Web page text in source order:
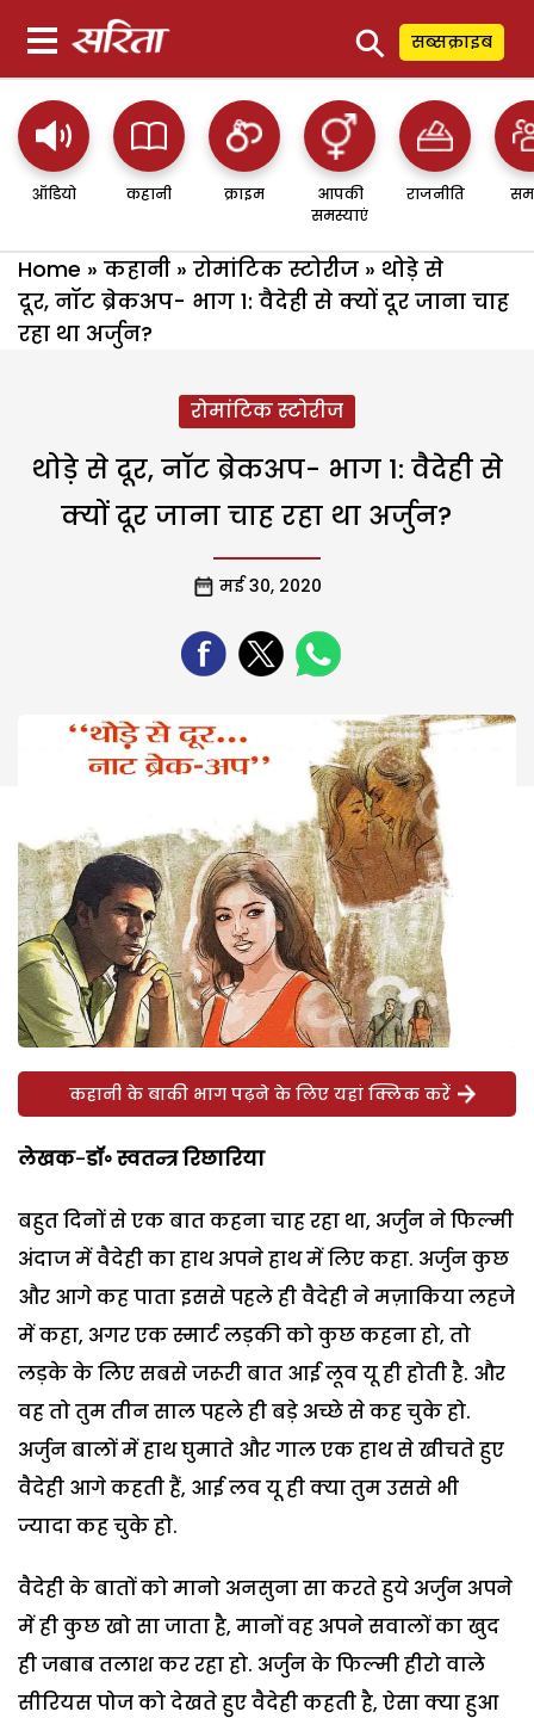
⚲ सब्सक्राइब
ऑडियो कहानी क्राइम
आपकी
समस्याएं
राजनीति
Home » कहानी » रोमांटिक स्टोरीज » थोड़े से
दूर, नॉट ब्रेकअप- भाग 1: वैदेही से क्यों दूर जाना चाह
रहा था अर्जुन?
रोमांटिक स्टोरीज
थोड़े से दूर, नॉट ब्रेकअप- भाग 1: वैदेही से
क्यों दूर जाना चाह रहा था अर्जुन?
मई 30, 2020
कहानी के बाकी भाग पढ़ने के लिए यहां क्लिक करें
लेखक-डॉ॰ स्वतन्त्र रिछारिया
बहुत दिनों से एक बात कहना चाह रहा था, अर्जुन ने फिल्मी
अंदाज में वैदेही का हाथ अपने हाथ में लिए कहा. अर्जुन कुछ
और आगे कह पाता इससे पहले ही वैदेही ने मज़ाकिया लहजे
में कहा, अगर एक स्मार्ट लड़की को कुछ कहना हो, तो
लड़के के लिए सबसे जरूरी बात आई लूव यू ही होती है. और
वह तो तुम तीन साल पहले ही बड़े अच्छे से कह चुके हो.
अर्जुन बालों में हाथ घुमाते और गाल एक हाथ से खीचते हुए
वैदेही आगे कहती हैं, आई लव यू ही क्या तुम उससे भी
ज्यादा कह चुके हो.
वैदेही के बातों को मानो अनसुना सा करते हुये अर्जुन अपने
में ही कुछ खो सा जाता है, मानों वह अपने सवालों का खुद
ही जबाब तलाश कर रहा हो. अर्जुन के फिल्मी हीरो वाले
सीरियस पोज को देखते हुए वैदेही कहती है, ऐसा क्या हुआ